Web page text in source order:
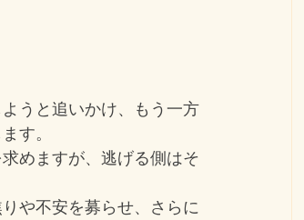
うと追いかけ、もう一方
す。
めますが、逃げる側はそ
や不安を募らせ、さらに